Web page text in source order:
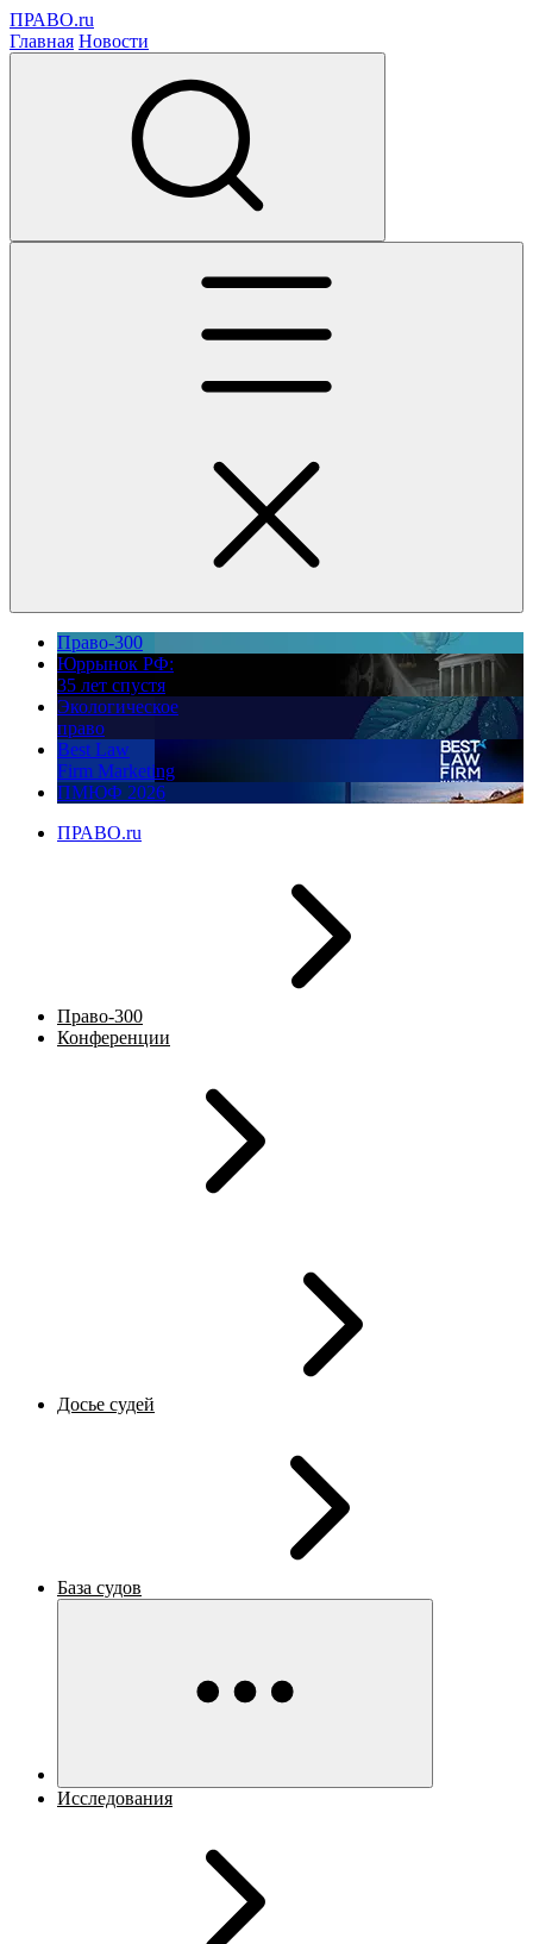
ПРАВО.ru
Главная Новости
Право-300
Юррынок РФ:
35 лет спустя
Экологическое
право
Best Law
Firm Marketing
ПМЮФ 2026
ПРАВО.ru
Право-300
Конференции
Досье судей
База судов
Исследования